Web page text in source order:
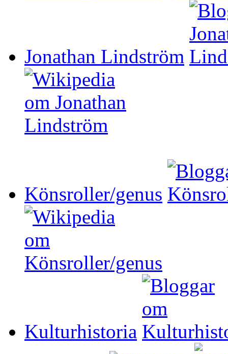
Jonathan Lindström
Könsroller/genus
Kulturhistoria